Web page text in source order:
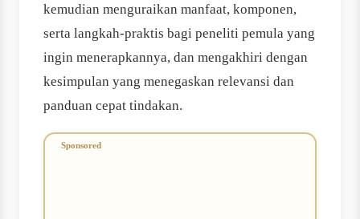
kemudian menguraikan manfaat, komponen,
serta langkah-praktis bagi peneliti pemula yang
ingin menerapkannya, dan mengakhiri dengan
kesimpulan yang menegaskan relevansi dan
panduan cepat tindakan.